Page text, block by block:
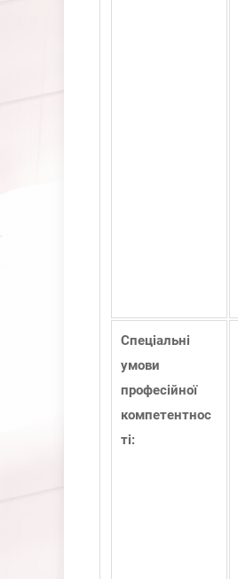
Спеціальні
умови
професійної
компетентнос
ті: